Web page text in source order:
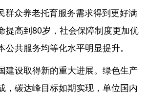
群众养老托育服务需求得到更好满
提高到80岁，社会保障制度更加优
公共服务均等化水平明显提升。
取得新的重大进展。绿色生产
，碳达峰目标如期实现，单位国内